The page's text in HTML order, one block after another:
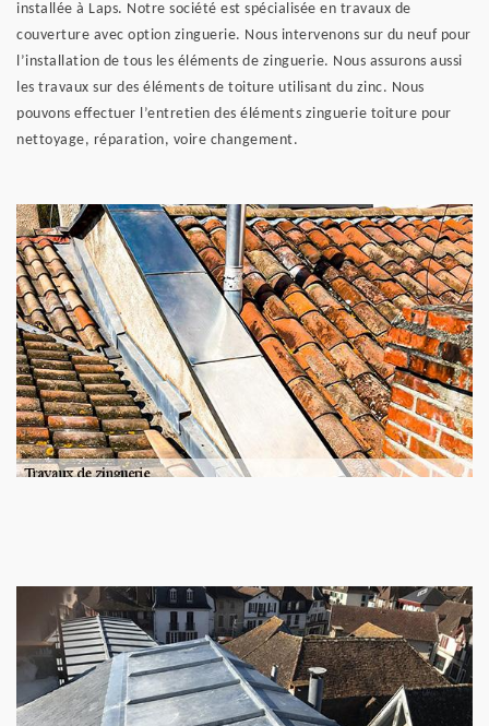
installée à Laps. Notre société est spécialisée en travaux de
couverture avec option zinguerie. Nous intervenons sur du neuf pour
l’installation de tous les éléments de zinguerie. Nous assurons aussi
les travaux sur des éléments de toiture utilisant du zinc. Nous
pouvons effectuer l’entretien des éléments zinguerie toiture pour
nettoyage, réparation, voire changement.